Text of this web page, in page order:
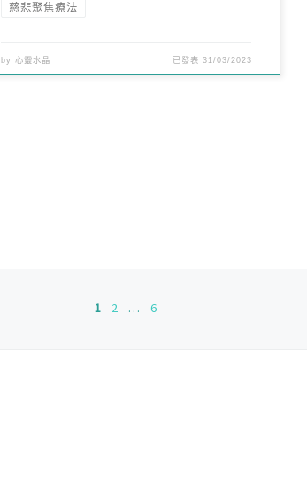
慈悲聚焦療法
by心靈水晶 已發表 31/03/2023
1 2 ... 6